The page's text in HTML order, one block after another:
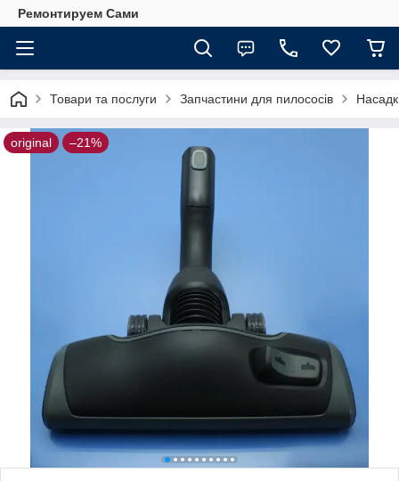
Ремонтируем Сами
Товари та послуги Запчастини для пилососів
original –21%